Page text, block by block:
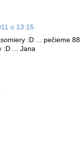
o 13:15
:D ... pečieme
:D ... Jana